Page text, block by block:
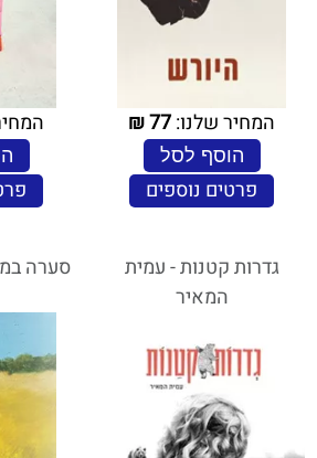
המחיר שלנו:77
₪
הוסף לסל
פרטים נוספים
גדרות קטנות - עמית
המאיר
סערה